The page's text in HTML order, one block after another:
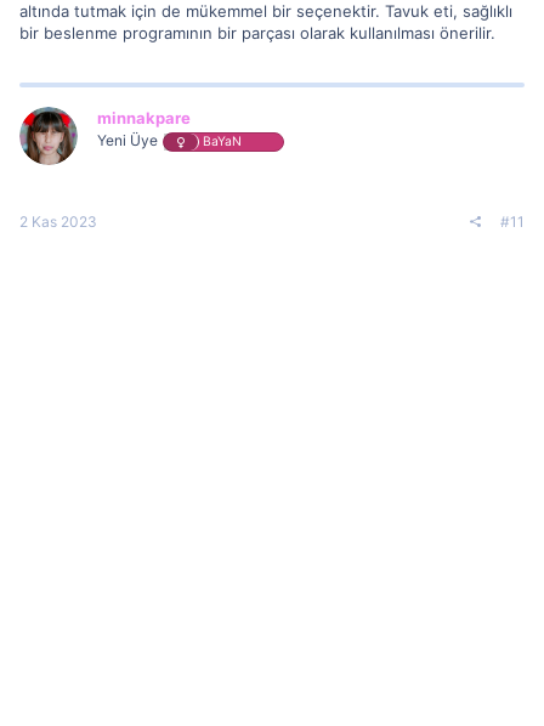
altında tutmak için de mükemmel bir seçenektir. Tavuk eti, sağlıklı
bir beslenme programının bir parçası olarak kullanılması önerilir.
minnakpare
Yeni Üye BaYaN
2 Kas 2023 #11